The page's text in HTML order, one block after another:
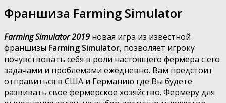
Франшиза Farming Simulator
Farming Simulator 2019 новая игра из известной
франшизы Farming Simulator, позволяет игроку
почувствовать себя в роли настоящего фермера с его
задачами и проблемами ежедневно. Вам предстоит
отправиться в США и Германию где Вы будете
развивать свое фермерское хозяйство. Фермеру для